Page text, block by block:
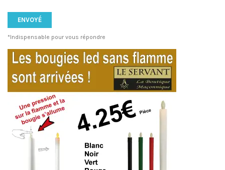
*Indispensable pour vous répondre